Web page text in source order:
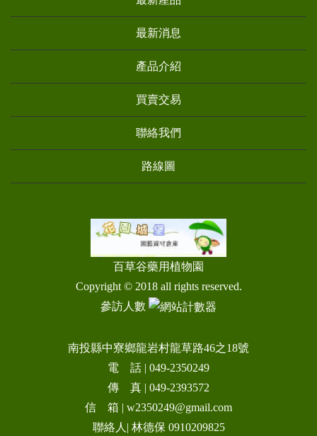
最新消息
產品介紹
買賣交易
聯絡我們
路線圖
百草谷藥用植物園
Copyright © 2018 all rights reserved.
參訪人數
南投縣中寮鄉龍岩村龍草路46之18號
電 話 | 049-2350249
傳 真 | 049-2393572
信 箱 | w2350249@gmail.com
聯絡人| 林德保 0910209825